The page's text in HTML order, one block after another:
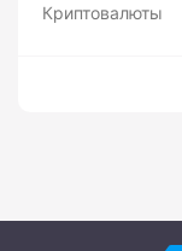
Криптовалюты